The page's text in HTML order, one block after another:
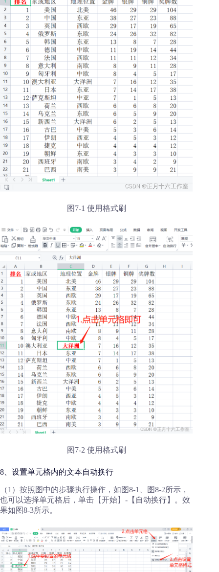
图7-1 使用格式刷
图7-2 使用格式刷
8、设置单元格内的文本自动换行
（1）按照图中的步骤执行操作，如图8-1、图8-2所示，
也可以选择单元格后，单击【开始】-【自动换行】。效
果如图8-3所示。